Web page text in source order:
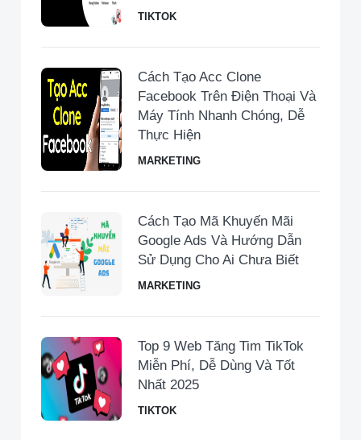
TIKTOK
Cách Tạo Acc Clone
Facebook Trên Điện Thoại Và
Máy Tính Nhanh Chóng, Dễ
Thực Hiện
MARKETING
Cách Tạo Mã Khuyến Mãi
Google Ads Và Hướng Dẫn
Sử Dụng Cho Ai Chưa Biết
MARKETING
Top 9 Web Tăng Tim TikTok
Miễn Phí, Dễ Dùng Và Tốt
Nhất 2025
TIKTOK